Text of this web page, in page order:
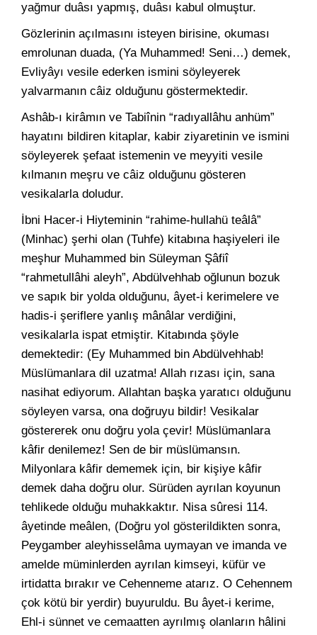
yağmur duâsı yapmış, duâsı kabul olmuştur.
Gözlerinin açılmasını isteyen birisine, okuması
emrolunan duada, (Ya Muhammed! Seni…) demek,
Evliyâyı vesile ederken ismini söyleyerek
yalvarmanın câiz olduğunu göstermektedir.
Ashâb-ı kirâmın ve Tabiînin “radıyallâhu anhüm”
hayatını bildiren kitaplar, kabir ziyaretinin ve ismini
söyleyerek şefaat istemenin ve meyyiti vesile
kılmanın meşru ve câiz olduğunu gösteren
vesikalarla doludur.
İbni Hacer-i Hiyteminin “rahime-hullahü teâlâ”
(Minhac) şerhi olan (Tuhfe) kitabına haşiyeleri ile
meşhur Muhammed bin Süleyman Şâfiî
“rahmetullâhi aleyh”, Abdülvehhab oğlunun bozuk
ve sapık bir yolda olduğunu, âyet-i kerimelere ve
hadis-i şeriflere yanlış mânâlar verdiğini,
vesikalarla ispat etmiştir. Kitabında şöyle
demektedir: (Ey Muhammed bin Abdülvehhab!
Müslümanlara dil uzatma! Allah rızası için, sana
nasihat ediyorum. Allahtan başka yaratıcı olduğunu
söyleyen varsa, ona doğruyu bildir! Vesikalar
göstererek onu doğru yola çevir! Müslümanlara
kâfir denilemez! Sen de bir müslümansın.
Milyonlara kâfir dememek için, bir kişiye kâfir
demek daha doğru olur. Sürüden ayrılan koyunun
tehlikede olduğu muhakkaktır. Nisa sûresi 114.
âyetinde meâlen, (Doğru yol gösterildikten sonra,
Peygamber aleyhisselâma uymayan ve imanda ve
amelde müminlerden ayrılan kimseyi, küfür ve
irtidatta bırakır ve Cehenneme atarız. O Cehennem
çok kötü bir yerdir) buyuruldu. Bu âyet-i kerime,
Ehl-i sünnet ve cemaatten ayrılmış olanların hâlini